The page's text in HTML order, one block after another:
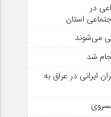
در
استان
می‌شوند
شد
ایرانی در عراق به